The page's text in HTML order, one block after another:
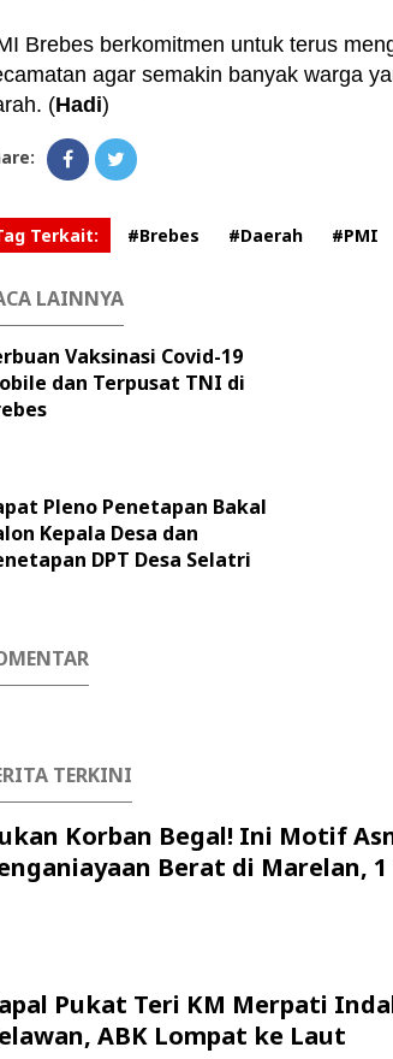
Brebes berkomitmen untuk terus
agar semakin banyak warga
(Hadi)
Terkait: #Brebes #Daerah #PMI
LAINNYA
Vaksinasi Covid-19
dan Terpusat TNI di
Pleno Penetapan Bakal
Kepala Desa dan
DPT Desa Selatri
TERKINI
Korban Begal! Ini Motif
Berat di Marelan,
Pukat Teri KM Merpati
ABK Lompat ke Laut